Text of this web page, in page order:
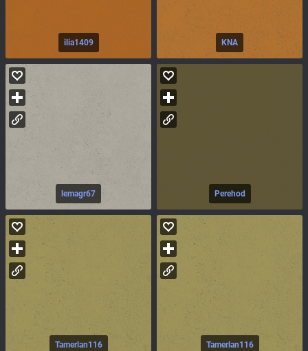
ilia1409 KNA
lemagr67 Perehod
Tamerlan116 Tamerlan116